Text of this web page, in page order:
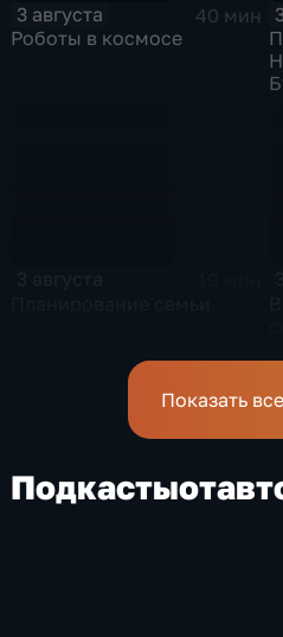
3 августа
40 мин
Роботы в космосе
Показать
Подкастыот